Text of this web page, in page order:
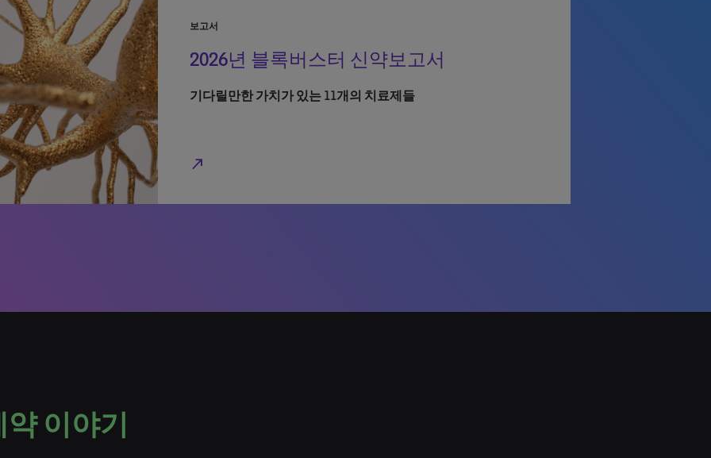
보고서
2026년 블록버스터 신약보고서
기다릴만한 가치가 있는 11개의 치료제들
north_east
이야기